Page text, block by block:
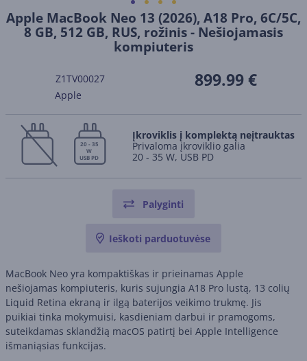
Apple MacBook Neo 13 (2026), A18 Pro, 6C/5C,
8 GB, 512 GB, RUS, rožinis - Nešiojamasis
kompiuteris
Z1TV00027
Apple
899.99 €
20 - 35
W
USB PD
Įkroviklis į komplektą neįtrauktas
Privaloma įkroviklio galia
20 - 35 W, USB PD
Palyginti
Ieškoti parduotuvėse
MacBook Neo yra kompaktiškas ir prieinamas Apple
nešiojamas kompiuteris, kuris sujungia A18 Pro lustą, 13 colių
Liquid Retina ekraną ir ilgą baterijos veikimo trukmę. Jis
puikiai tinka mokymuisi, kasdieniam darbui ir pramogoms,
suteikdamas sklandžią macOS patirtį bei Apple Intelligence
išmaniąsias funkcijas.